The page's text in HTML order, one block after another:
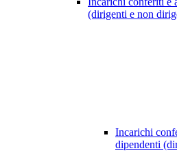
(dirigenti e non
Incarichi
dipendenti